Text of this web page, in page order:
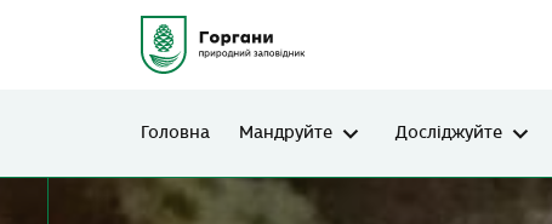
Головна Мандруйте Досліджуйте